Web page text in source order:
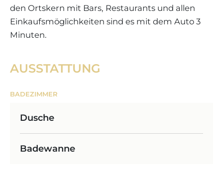
den Ortskern mit Bars, Restaurants und allen
Einkaufsmöglichkeiten sind es mit dem Auto 3
Minuten.
AUSSTATTUNG
BADEZIMMER
Dusche
Badewanne